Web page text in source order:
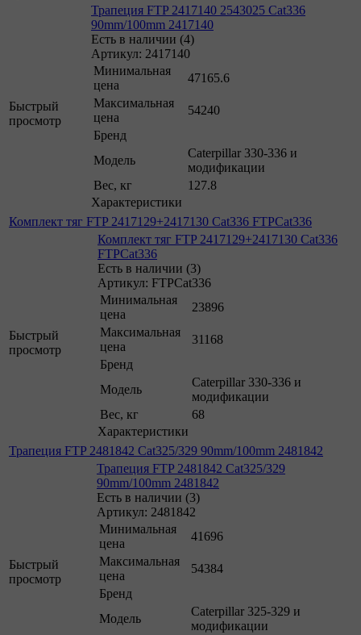
Быстрый
просмотр
Трапеция FTP 2417140 2543025 Cat336
90mm/100mm 2417140
Есть в наличии (4)
Артикул: 2417140
Минимальная
цена
47165.6
Максимальная
цена
54240
Бренд
Модель
Caterpillar 330-336 и
модификации
Вес, кг
127.8
Характеристики
Комплект тяг FTP 2417129+2417130 Cat336 FTPCat336
Быстрый
просмотр
Комплект тяг FTP 2417129+2417130 Cat336
FTPCat336
Есть в наличии (3)
Артикул: FTPCat336
Минимальная
цена
23896
Максимальная
цена
31168
Бренд
Модель
Caterpillar 330-336 и
модификации
Вес, кг
68
Характеристики
Трапеция FTP 2481842 Cat325/329 90mm/100mm 2481842
Быстрый
просмотр
Трапеция FTP 2481842 Cat325/329
90mm/100mm 2481842
Есть в наличии (3)
Артикул: 2481842
Минимальная
цена
41696
Максимальная
цена
54384
Бренд
Модель
Caterpillar 325-329 и
модификации